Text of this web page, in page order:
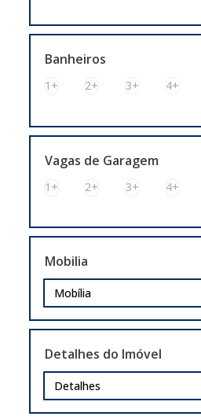
Pedra Redonda (1)
Sarandi (4)
Cachoeirinha (6)
Bairro V Cachoeirinha (1)
Bom Princípio (1)
Distrito Industrial (1)
Banheiros
1+ 2+ 3+ 4+
Vagas de Garagem
1+ 2+ 3+ 4+
Mobilia
Mobília
Detalhes do Imóvel
Detalhes